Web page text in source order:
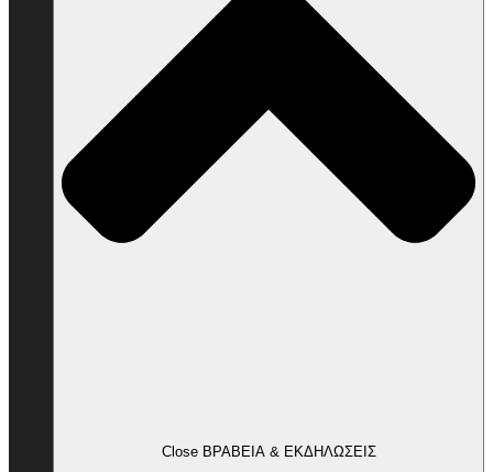
Close ΒΡΑΒΕΙΑ & ΕΚΔΗΛΩΣΕΙΣ